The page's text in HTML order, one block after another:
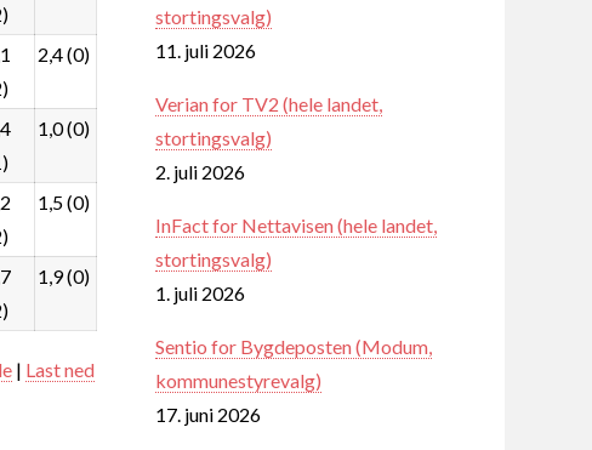
2,4 (0)
1,0 (0)
1,5 (0)
1,9 (0)
| Last ned
stortingsvalg)
11. juli 2026
Verian for TV2 (hele landet,
stortingsvalg)
2. juli 2026
InFact for Nettavisen (hele landet,
stortingsvalg)
1. juli 2026
Sentio for Bygdeposten (Modum,
kommunestyrevalg)
17. juni 2026